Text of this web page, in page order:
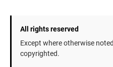
All rights reserved
Except where otherwise
copyrighted.